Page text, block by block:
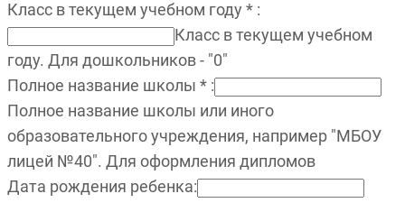
Класс в текущем учебном году * :
Класс в текущем учебном
году. Для дошкольников - "0"
Полное название школы * :
Полное название школы или иного
образовательного учреждения, например "МБОУ
лицей №40". Для оформления дипломов
Дата рождения ребенка: